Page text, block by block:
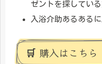
ゼントを探してい
入浴介助あるある
🛒 購入はこちら